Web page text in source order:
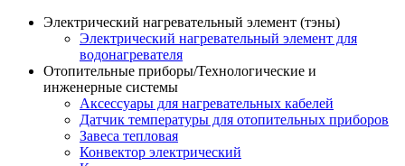
Электрический нагревательный элемент (тэны)
Электрический нагревательный элемент для
водонагревателя
Отопительные приборы/Технологические и
инженерные системы
Аксессуары для нагревательных кабелей
Датчик температуры для отопительных приборов
Завеса тепловая
Конвектор электрический